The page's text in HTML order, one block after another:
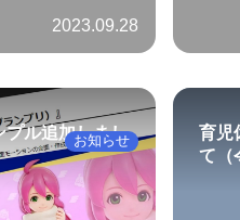
2023.09.28
プル追加しまし
お知らせ
育児
て（